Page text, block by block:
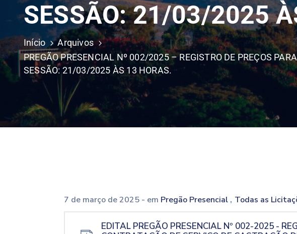
SESSÃO: 21/03/2025
Início
Arquivos
PREGÃO PRESENCIAL Nº 002/2025 – REGISTRO DE PREÇOS
SESSÃO: 21/03/2025 ÀS 13 HORAS.
7 de março de 2025 - em Pregão Presencial , Todas as
EDITAL PREGÃO PRESENCIAL Nº 002-2025 -